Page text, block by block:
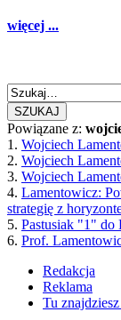
więcej ...
SZUKAJ
Powiązane z:
1. Wojciech
2. Wojciech
3. Wojciech
4. Lamentowicz:
strategię z
5. Pastusiak "1" do
6. Prof.
Redakcja
Reklama
Tu